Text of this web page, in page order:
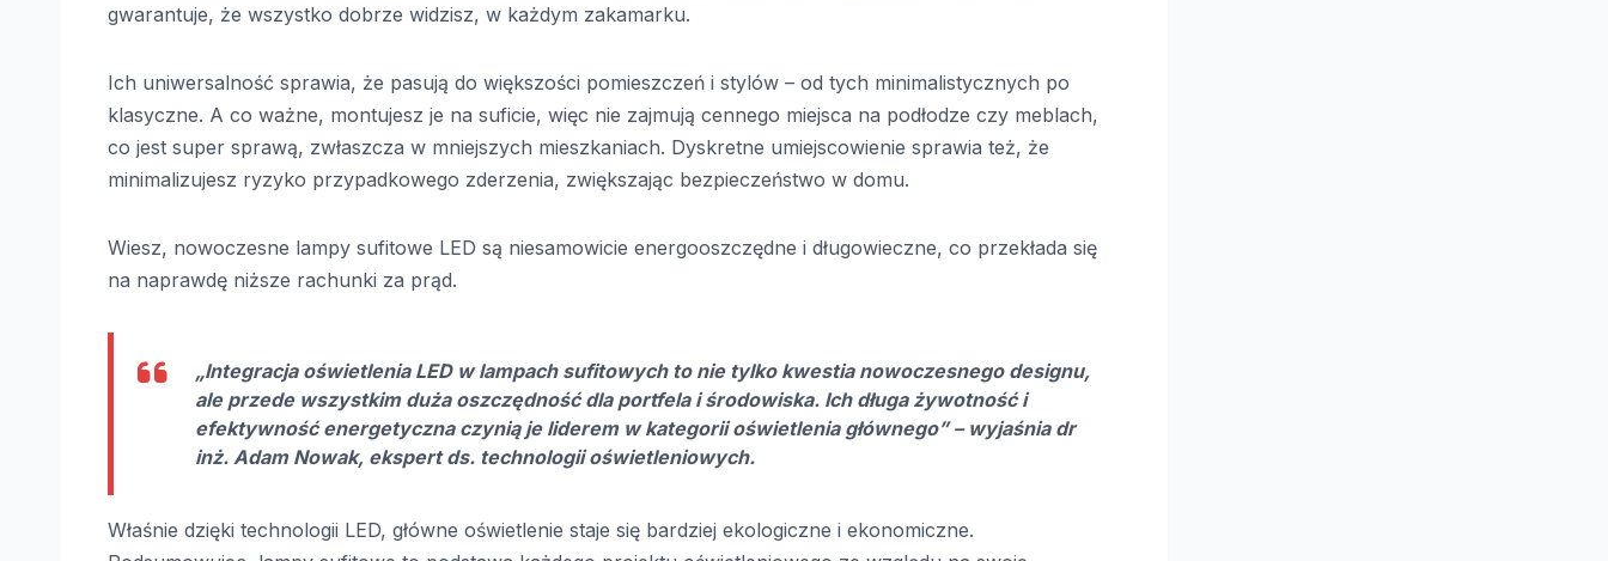
gwarantuje, że wszystko dobrze widzisz, w każdym zakamarku.
Ich uniwersalność sprawia, że pasują do większości pomieszczeń i stylów – od tych minimalistycznych po
klasyczne. A co ważne, montujesz je na suficie, więc nie zajmują cennego miejsca na podłodze czy meblach,
co jest super sprawą, zwłaszcza w mniejszych mieszkaniach. Dyskretne umiejscowienie sprawia też, że
minimalizujesz ryzyko przypadkowego zderzenia, zwiększając bezpieczeństwo w domu.
Wiesz, nowoczesne lampy sufitowe LED są niesamowicie energooszczędne i długowieczne, co przekłada się
na naprawdę niższe rachunki za prąd.
„Integracja oświetlenia LED w lampach sufitowych to nie tylko kwestia nowoczesnego designu,
ale przede wszystkim duża oszczędność dla portfela i środowiska. Ich długa żywotność i
efektywność energetyczna czynią je liderem w kategorii oświetlenia głównego” – wyjaśnia dr
inż. Adam Nowak, ekspert ds. technologii oświetleniowych.
Właśnie dzięki technologii LED, główne oświetlenie staje się bardziej ekologiczne i ekonomiczne.